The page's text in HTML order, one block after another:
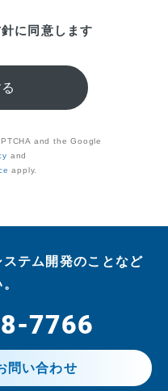
に同意します
and the Google
and
apply.
テム開発のことなど
7766
問い合わせ